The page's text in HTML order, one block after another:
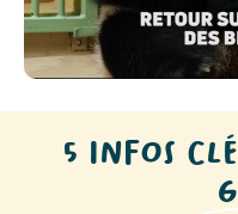
5 INFOS
CHANGEZ
Faire un